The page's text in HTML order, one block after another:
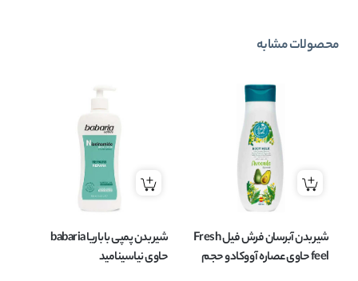
محصولات مشابه
شیر بدن آبرسان فرش فیل Fresh
feel حاوی عصاره آووکادو حجم
شیر بدن پمپی باباریا babaria
حاوی نیاسینامید